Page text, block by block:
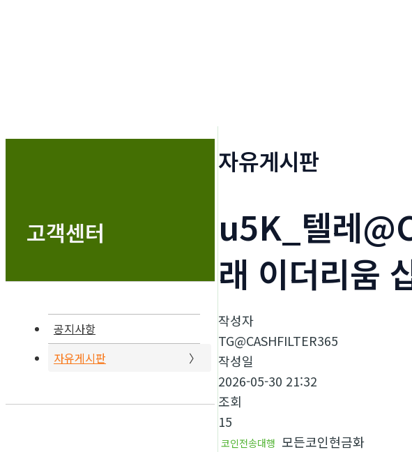
고객센터
공지사항
자유게시판
자유게시판
u5K_텔레
래 이더리움
작성자
TG@CASHFILTER365
작성일
2026-05-30 21:32
조회
15
코인전송대행 모든코인현금화